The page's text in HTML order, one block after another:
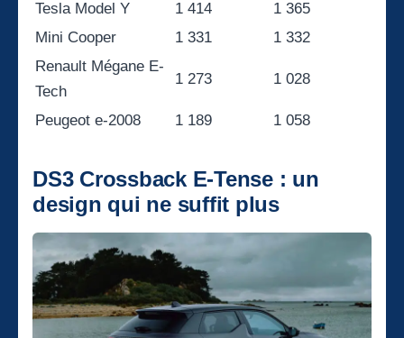
Tesla Model Y
1 414
1 365
Mini Cooper
1 331
1 332
Renault Mégane E-
Tech
1 273 1 028
Peugeot e-2008 1 189 1 058
DS3 Crossback E-Tense : un
design qui ne suffit plus